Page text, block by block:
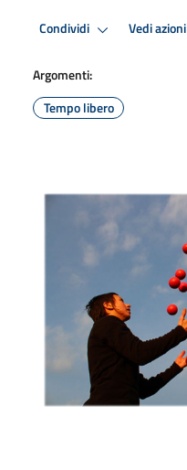
Condividi Vedi azioni
Argomenti:
Tempo libero